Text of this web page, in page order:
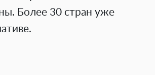
Более 30 стран уже